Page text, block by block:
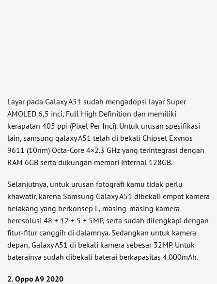
Layar pada Galaxy A51 sudah mengadopsi layar Super
AMOLED 6,5 inci, Full High Definition dan memiliki
kerapatan 405 ppi (Pixel Per Inci). Untuk urusan spesifikasi
lain, samsung galaxy A51 telah di bekali Chipset Exynos
9611 (10nm) Octa-Core 4×2.3 GHz yang terintegrasi dengan
RAM 6GB serta dukungan memori internal 128GB.
Selanjutnya, untuk urusan fotografi kamu tidak perlu
khawatir, karena Samsung Galaxy A51 dibekali empat kamera
belakang yang berkonsep L, masing-masing kamera
beresolusi 48 + 12 + 5 + 5MP, serta sudah dilengkapi dengan
fitur-fitur canggih di dalamnya. Sedangkan untuk kamera
depan, Galaxy A51 di bekali kamera sebesar 32MP. Untuk
baterainya sudah dibekali baterai berkapasitas 4.000mAh.
2. Oppo A9 2020